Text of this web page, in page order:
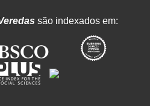
são indexados em: